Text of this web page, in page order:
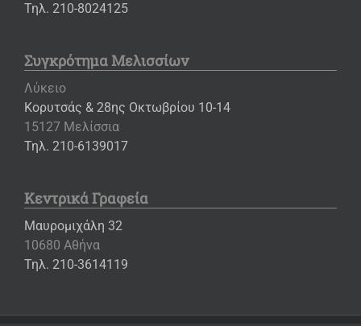
Τηλ. 210-8024125
Συγκρότημα Μελισσίων
Λύκειο
Κορυτσάς & 28ης Οκτωβρίου 10-14
15127 Μελίσσια
Τηλ. 210-6139017
Κεντρικά Γραφεία
Μαυρομιχάλη 32
10680 Αθήνα
Τηλ. 210-3614119